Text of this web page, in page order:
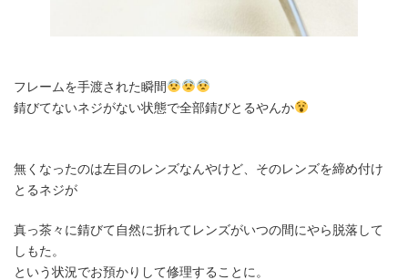
フレームを手渡された瞬間
錆びてないネジがない状態で全部錆びとるやんか
無くなったのは左目のレンズなんやけど、そのレンズを締め付け
とるネジが
真っ茶々に錆びて自然に折れてレンズがいつの間にやら脱落して
しもた。
という状況でお預かりして修理することに。